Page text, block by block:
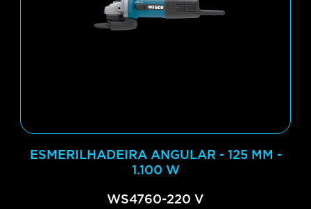
ESMERILHADEIRA ANGULAR - 125 MM -
1.100 W
WS4760-220 V